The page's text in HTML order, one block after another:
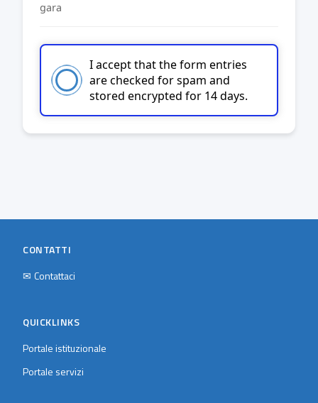
gara
I accept that the form entries
are checked for spam and
stored encrypted for 14 days.
CONTATTI
✉ Contattaci
QUICKLINKS
Portale istituzionale
Portale servizi